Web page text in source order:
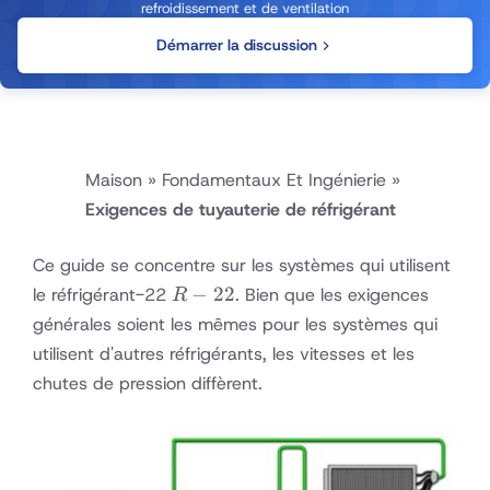
refroidissement et de ventilation
Démarrer la discussion
Maison » Fondamentaux Et Ingénierie »
Exigences de tuyauterie de réfrigérant
Ce guide se concentre sur les systèmes qui utilisent
le réfrigérant-22 R-
22
R − 22. Bien que les exigences
générales soient les mêmes pour les systèmes qui
utilisent d'autres réfrigérants, les vitesses et les
chutes de pression diffèrent.